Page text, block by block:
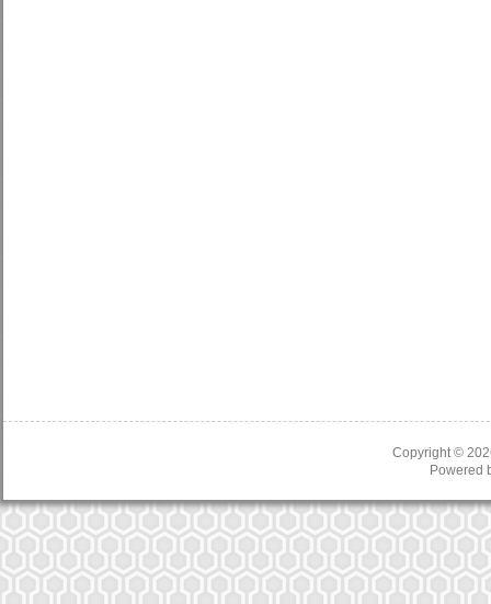
Copyright ©
Powered